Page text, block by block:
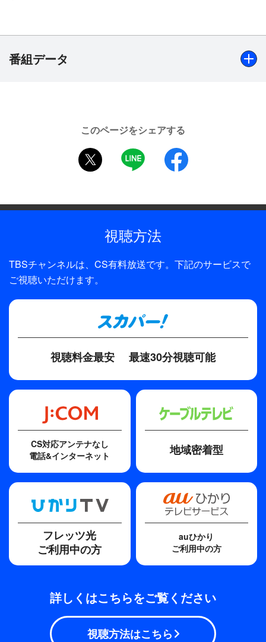
番組データ
あおい輝彦、芦田伸介、大谷直子、勝呂誉、市原悦子、中
全話数
木下恵介プロ／TBS
飯島敏宏
ディレクター・監督
鈴木利正、井下靖央、山田高道
原作
木下惠介（企画）
倉本聰
主題歌
氷の華
このページをシェアする
twitter
LINE
視聴方法
TBSチャンネルは、CS有料放送です。下記のサービスで
ご視聴いただけます。
視聴料金最安 最速30分視聴可能
CS対応アンテナなし
電話&インターネット
地域密着型
フレッツ光
ご利用中の方
auひかり
ご利用中の方
詳しくはこちらをご覧ください
視聴方法はこちら